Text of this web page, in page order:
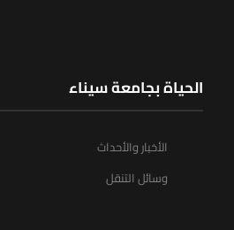
الحياة بجامعة سيناء
الأخبار والأحداث
وسائل التنقل